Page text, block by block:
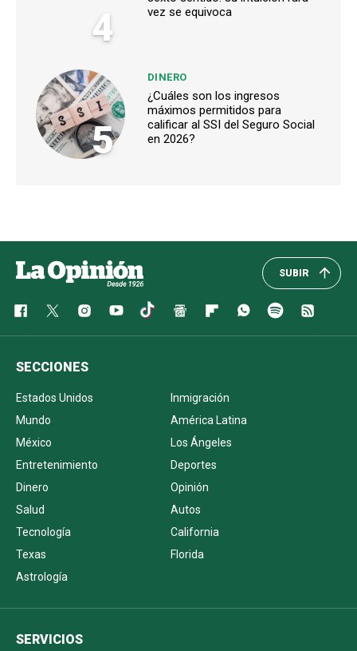
4
vez se equivoca
5
DINERO
¿Cuáles son los ingresos
máximos permitidos para
calificar al SSI del Seguro Social
en 2026?
SUBIR
SECCIONES
Estados Unidos
Inmigración
Mundo
América Latina
México
Los Ángeles
Entretenimiento
Deportes
Dinero
Opinión
Salud
Autos
Tecnología
California
Texas
Florida
Astrología
SERVICIOS